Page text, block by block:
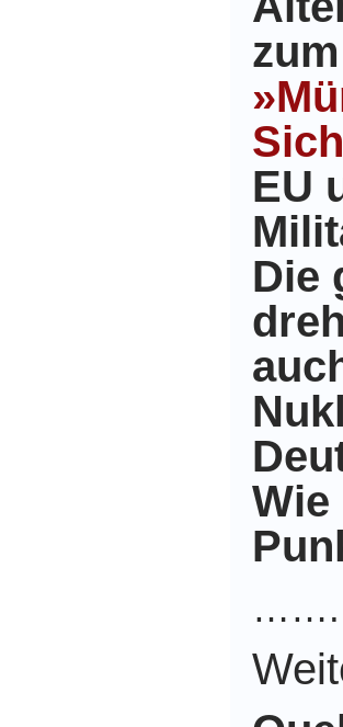
zum
EU
Die
Wie
…….